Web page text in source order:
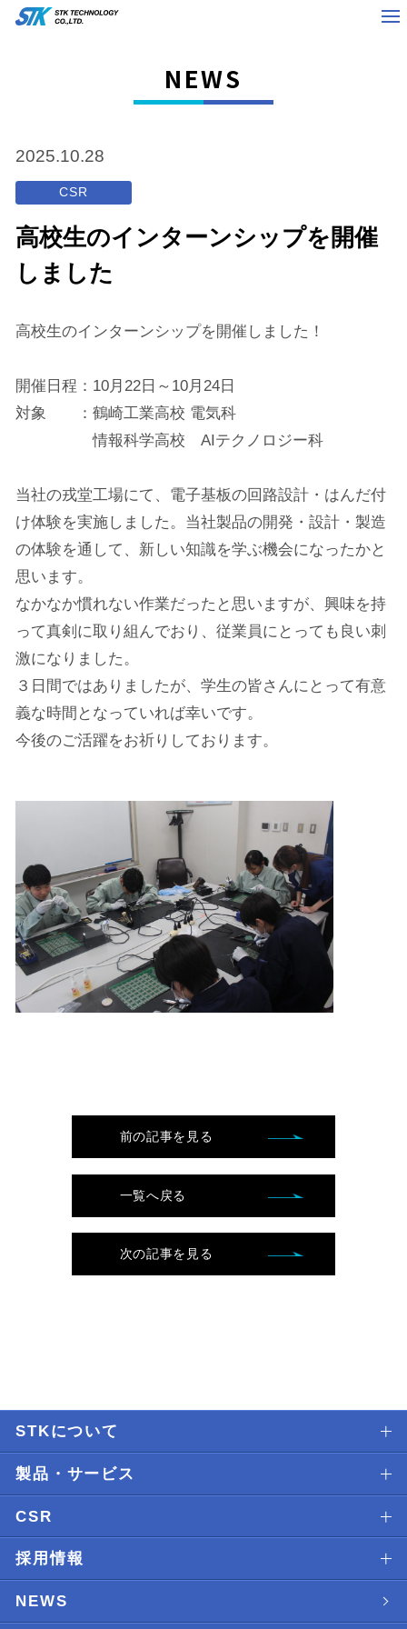
NEWS
2025.10.28
CSR
高校生のインターンシップを開催
しました
高校生のインターンシップを開催しました！
開催日程：10月22日～10月24日
対象 ：鶴崎工業高校 電気科
情報科学高校 AIテクノロジー科
当社の戎堂工場にて、電子基板の回路設計・はんだ付
け体験を実施しました。当社製品の開発・設計・製造
の体験を通して、新しい知識を学ぶ機会になったかと
思います。
なかなか慣れない作業だったと思いますが、興味を持
って真剣に取り組んでおり、従業員にとっても良い刺
激になりました。
３日間ではありましたが、学生の皆さんにとって有意
義な時間となっていれば幸いです。
今後のご活躍をお祈りしております。
前の記事を見る
一覧へ戻る
次の記事を見る
STKについて
製品・サービス
CSR
採用情報
NEWS